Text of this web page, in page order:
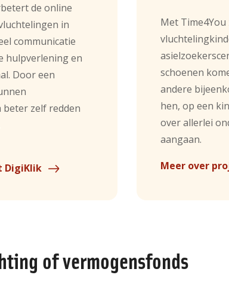
de online
in
communicatie
hulpverlening en
Door een
zelf redden
DigiKlik
Met
schoenen
andere
hen, op een
over allerlei
aangaan.
Meer over
of vermogensfonds